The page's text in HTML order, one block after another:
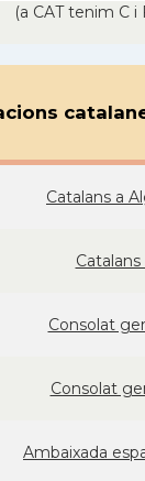
(a CAT tenim C i
Catalans a
Consolat
Consolat
Ambaixada